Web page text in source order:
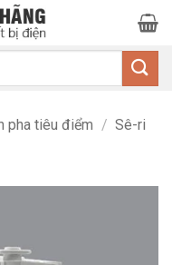
pha tiêu điểm / Sê-ri